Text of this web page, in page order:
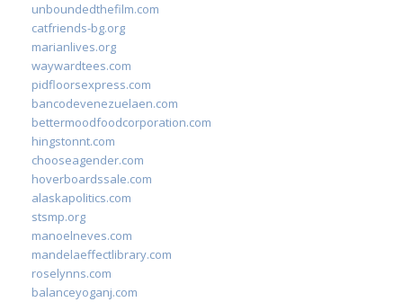
unboundedthefilm.com
catfriends-bg.org
marianlives.org
waywardtees.com
pidfloorsexpress.com
bancodevenezuelaen.com
bettermoodfoodcorporation.com
hingstonnt.com
chooseagender.com
hoverboardssale.com
alaskapolitics.com
stsmp.org
manoelneves.com
mandelaeffectlibrary.com
roselynns.com
balanceyoganj.com